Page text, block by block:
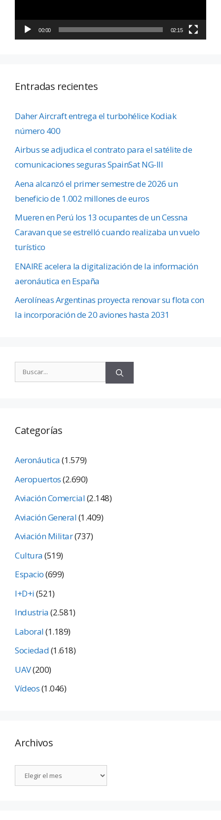
00:00 02:15
Entradas recientes
Daher Aircraft entrega el turbohélice Kodiak
número 400
Airbus se adjudica el contrato para el satélite de
comunicaciones seguras SpainSat NG-III
Aena alcanzó el primer semestre de 2026 un
beneficio de 1.002 millones de euros
Mueren en Perú los 13 ocupantes de un Cessna
Caravan que se estrelló cuando realizaba un vuelo
turístico
ENAIRE acelera la digitalización de la información
aeronáutica en España
Aerolíneas Argentinas proyecta renovar su flota con
la incorporación de 20 aviones hasta 2031
Categorías
Aeronáutica(1.579)
Aeropuertos(2.690)
Aviación Comercial(2.148)
Aviación General(1.409)
Aviación Militar(737)
Cultura(519)
Espacio(699)
I+D+i(521)
Industria(2.581)
Laboral(1.189)
Sociedad(1.618)
UAV(200)
Vídeos(1.046)
Archivos